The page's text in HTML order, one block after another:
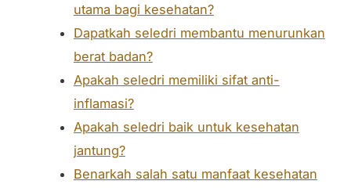
utama bagi kesehatan?
Dapatkah seledri membantu menurunkan
berat badan?
Apakah seledri memiliki sifat anti-
inflamasi?
Apakah seledri baik untuk kesehatan
jantung?
Benarkah salah satu manfaat kesehatan